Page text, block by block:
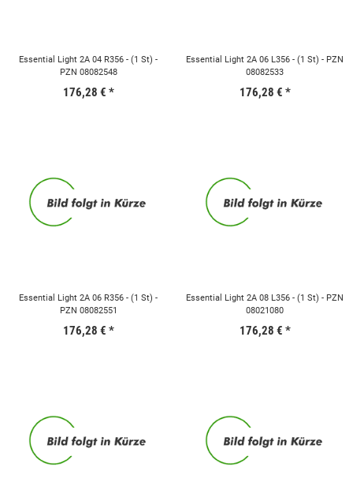
Essential Light 2A 04 R356 - (1 St) -
PZN 08082548
176,28 € *
Essential Light 2A 06 L356 - (1 St) - PZN
08082533
176,28 € *
Essential Light 2A 06 R356 - (1 St) -
PZN 08082551
176,28 € *
Essential Light 2A 08 L356 - (1 St) - PZN
08021080
176,28 € *